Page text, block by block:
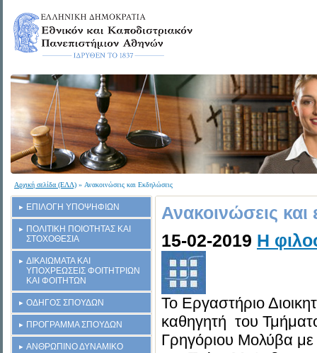
Αρχική σελίδα (ΕΛΛ) » Ανακοινώσεις και Εκδηλώσεις
ΕΠΙΛΟΓΗ ΥΠΟΨΗΦΙΩΝ
ΠΟΛΙΤΙΚΗ ΠΟΙΟΤΗΤΑΣ ΚΑΙ
ΣΤΟΧΟΘΕΣΙΑ
ΔΙΚΑΙΩΜΑΤΑ ΚΑΙ
ΥΠΟΧΡΕΩΣΕΙΣ ΦΟΙΤΗΤΡΙΩΝ
ΚΑΙ ΦΟΙΤΗΤΩΝ
ΟΔΗΓΟΣ ΣΠΟΥΔΩΝ
ΠΡΟΓΡΑΜΜΑ ΣΠΟΥΔΩΝ
ΑΝΘΡΩΠΙΝΟ ΔΥΝΑΜΙΚΟ
Ανακοινώσεις και
15-02-2019 Η
Το Εργαστήριο
καθηγητή του
Γρηγόριου Μολύβα με